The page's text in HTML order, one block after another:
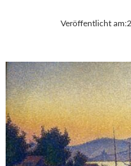
Veröffentlicht am: